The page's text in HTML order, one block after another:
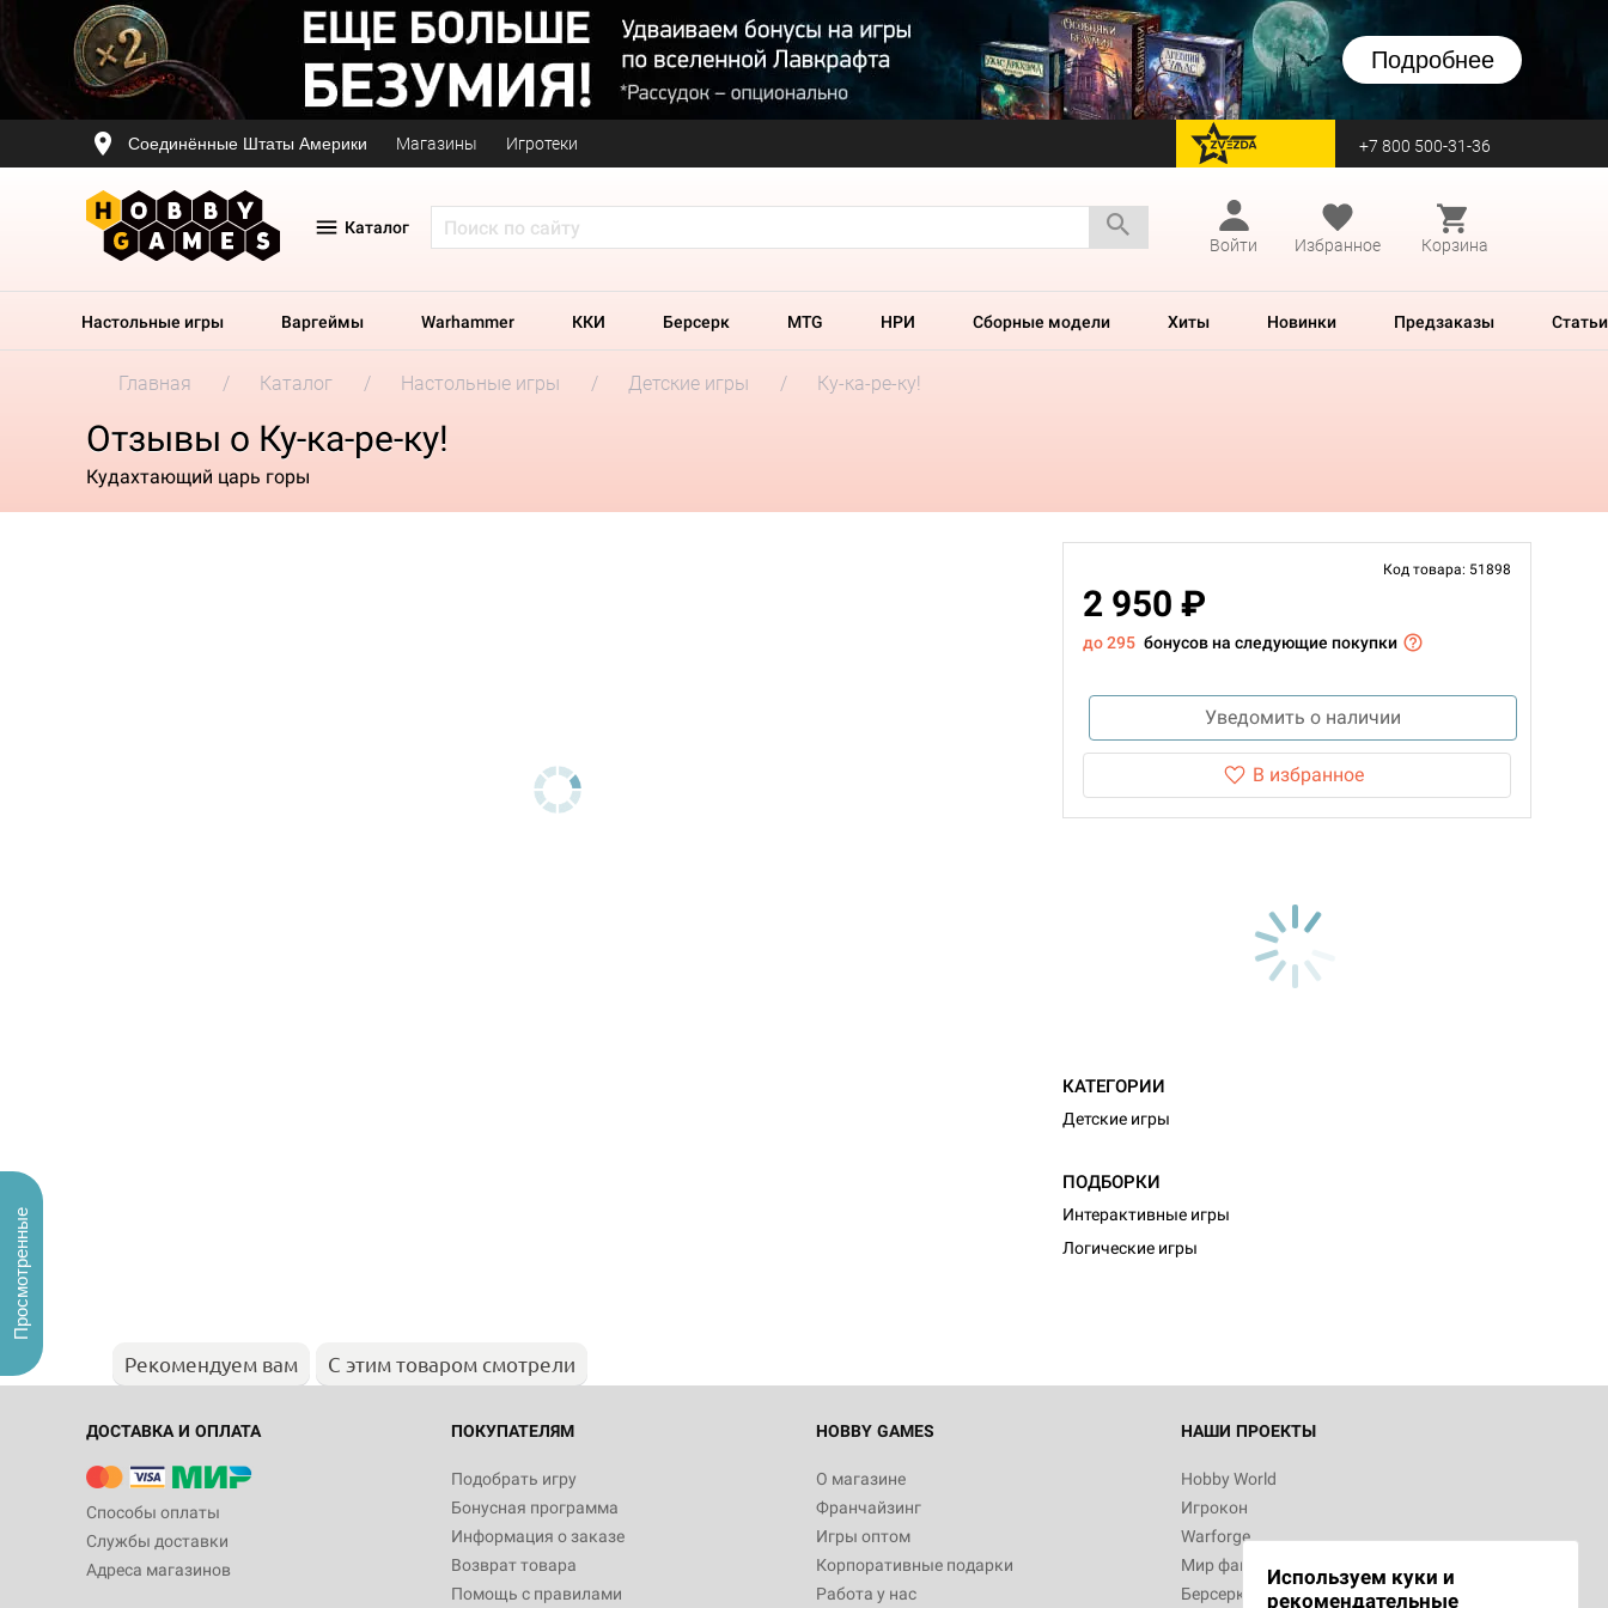
Подробнее
Соединённые Штаты Америки Магазины Игротеки перейти на Zvezda +7 800 500-31-36
Каталог
Войти
Избранное Корзина
Настольные игры Варгеймы Warhammer ККИ Берсерк MTG НРИ Сборные модели Хиты Новинки Предзаказы Статьи
Главная Каталог Настольные игры Детские игры Ку-ка-ре-ку!
Отзывы о Ку-ка-ре-ку!
Кудахтающий царь горы
Код товара: 51898
2 950 ₽
до 295 бонусов на следующие покупки
Уведомить о наличии
В избранное
КАТЕГОРИИ
Детские игры
ПОДБОРКИ
Интерактивные игры
Логические игры
Рекомендуем вам С этим товаром смотрели
ДОСТАВКА И ОПЛАТА
Способы оплаты
Службы доставки
Адреса магазинов
ПОКУПАТЕЛЯМ
Подобрать игру
Бонусная программа
Информация о заказе
Возврат товара
Помощь с правилами
HOBBY GAMES
О магазине
Франчайзинг
Игры оптом
Корпоративные подарки
Работа у нас
НАШИ ПРОЕКТЫ
Hobby World
Игрокон
Warforge
Мир фантастики
Берсерк
Используем куки и
рекомендательные
Просмотренные
Настольная игра Hobby World Монстры
Белая смерть
12 990
Настольная игра Hobby World Ужас
3 490